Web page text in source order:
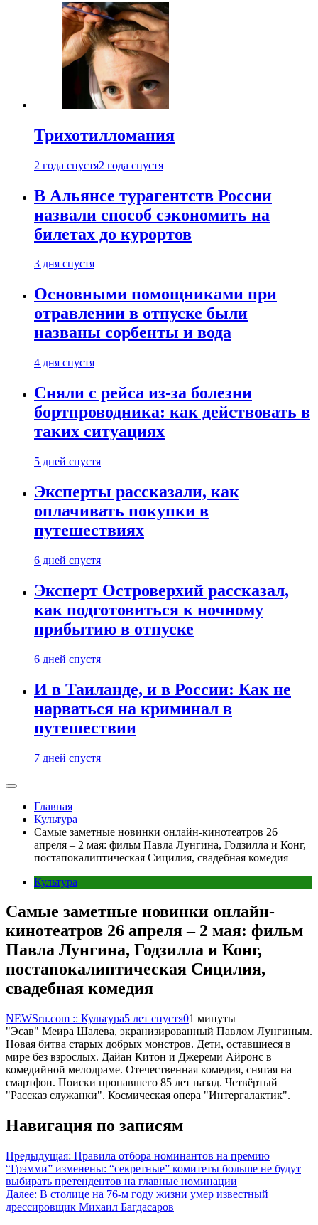
Трихотилломания
2 года спустя2 года спустя
В Альянсе турагентств России
назвали способ сэкономить на
билетах до курортов
3 дня спустя
Основными помощниками при
отравлении в отпуске были
названы сорбенты и вода
4 дня спустя
Сняли с рейса из-за болезни
бортпроводника: как действовать в
таких ситуациях
5 дней спустя
Эксперты рассказали, как
оплачивать покупки в
путешествиях
6 дней спустя
Эксперт Островерхий рассказал,
как подготовиться к ночному
прибытию в отпуске
6 дней спустя
И в Таиланде, и в России: Как не
нарваться на криминал в
путешествии
7 дней спустя
Главная
Культура
Самые заметные новинки онлайн-кинотеатров 26
апреля – 2 мая: фильм Павла Лунгина, Годзилла и Конг,
постапокалиптическая Сицилия, свадебная комедия
Культура
Самые заметные новинки онлайн-
кинотеатров 26 апреля – 2 мая: фильм
Павла Лунгина, Годзилла и Конг,
постапокалиптическая Сицилия,
свадебная комедия
NEWSru.com :: Культура5 лет спустя01 минуты
"Эсав" Меира Шалева, экранизированный Павлом Лунгиным.
Новая битва старых добрых монстров. Дети, оставшиеся в
мире без взрослых. Дайан Китон и Джереми Айронс в
комедийной мелодраме. Отечественная комедия, снятая на
смартфон. Поиски пропавшего 85 лет назад. Четвёртый
"Рассказ служанки". Космическая опера "Интергалактик".
Навигация по записям
Предыдущая: Правила отбора номинантов на премию
“Грэмми” изменены: “секретные” комитеты больше не будут
выбирать претендентов на главные номинации
Далее: В столице на 76-м году жизни умер известный
дрессировщик Михаил Багдасаров